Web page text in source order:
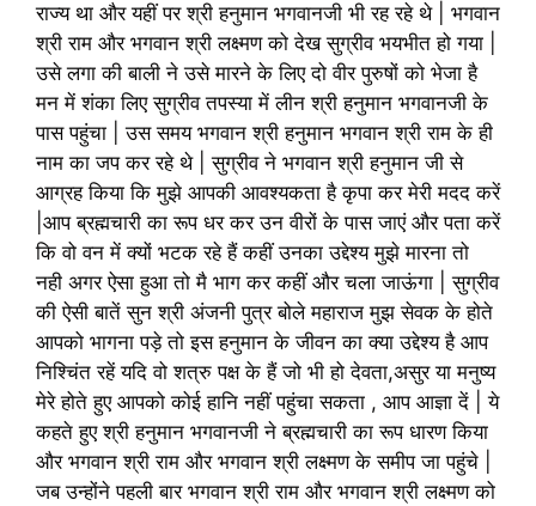
राज्य था और यहीं पर श्री हनुमान भगवानजी भी रह रहे थे | भगवान
श्री राम और भगवान श्री लक्ष्मण को देख सुग्रीव भयभीत हो गया |
उसे लगा की बाली ने उसे मारने के लिए दो वीर पुरुषों को भेजा है
मन में शंका लिए सुग्रीव तपस्या में लीन श्री हनुमान भगवानजी के
पास पहुंचा | उस समय भगवान श्री हनुमान भगवान श्री राम के ही
नाम का जप कर रहे थे | सुग्रीव ने भगवान श्री हनुमान जी से
आग्रह किया कि मुझे आपकी आवश्यकता है कृपा कर मेरी मदद करें
|आप ब्रह्मचारी का रूप धर कर उन वीरों के पास जाएं और पता करें
कि वो वन में क्यों भटक रहे हैं कहीं उनका उद्देश्य मुझे मारना तो
नही अगर ऐसा हुआ तो मै भाग कर कहीं और चला जाऊंगा | सुग्रीव
की ऐसी बातें सुन श्री अंजनी पुत्र बोले महाराज मुझ सेवक के होते
आपको भागना पड़े तो इस हनुमान के जीवन का क्या उद्देश्य है आप
निश्चिंत रहें यदि वो शत्रु पक्ष के हैं जो भी हो देवता,असुर या मनुष्य
मेरे होते हुए आपको कोई हानि नहीं पहुंचा सकता , आप आज्ञा दें | ये
कहते हुए श्री हनुमान भगवानजी ने ब्रह्मचारी का रूप धारण किया
और भगवान श्री राम और भगवान श्री लक्ष्मण के समीप जा पहुंचे |
जब उन्होंने पहली बार भगवान श्री राम और भगवान श्री लक्ष्मण को